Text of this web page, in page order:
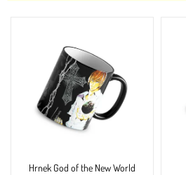
Hrnek God of the New World